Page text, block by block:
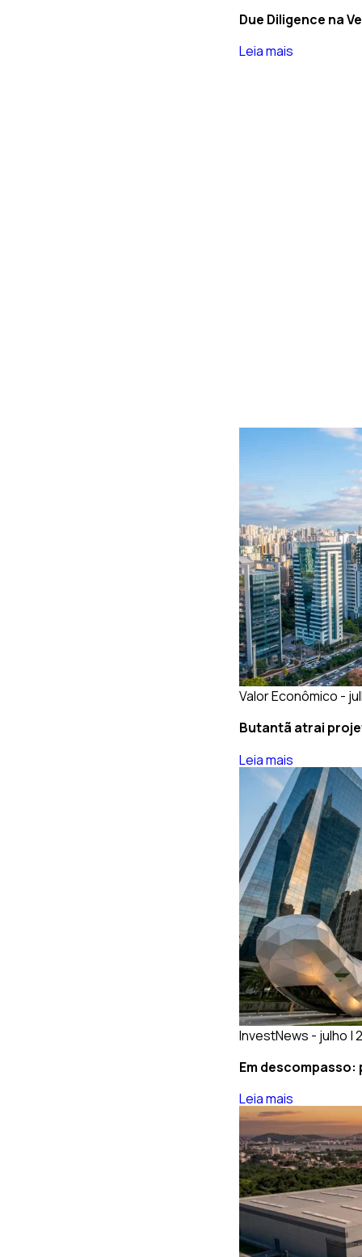
Due Diligence na
Leia mais
Valor Econômico -
Butantã atrai
Leia mais
InvestNews - julho |
Em descompasso:
Leia mais